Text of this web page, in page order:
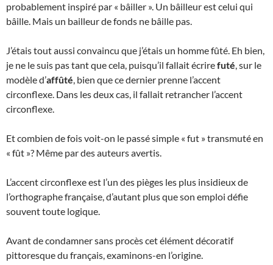
probablement inspiré par « bâiller ». Un bâilleur est celui qui
bâille. Mais un bailleur de fonds ne bâille pas.
J’étais tout aussi convaincu que j’étais un homme fûté. Eh bien,
je ne le suis pas tant que cela, puisqu’il fallait écrirefuté, sur le
modèle d’affûté, bien que ce dernier prenne l’accent
circonflexe. Dans les deux cas, il fallait retrancher l’accent
circonflexe.
Et combien de fois voit-on le passé simple « fut » transmuté en
« fût »? Même par des auteurs avertis.
L’accent circonflexe est l’un des pièges les plus insidieux de
l’orthographe française, d’autant plus que son emploi défie
souvent toute logique.
Avant de condamner sans procès cet élément décoratif
pittoresque du français, examinons-en l’origine.